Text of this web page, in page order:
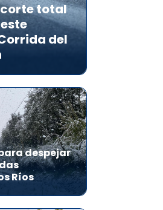
total
del
despejar
Ríos